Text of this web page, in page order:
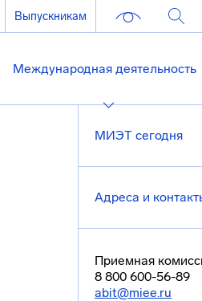
Выпускникам
Международная деятельность
МИЭТ сегодня
Адреса и
Приемная
8 800 600-56-89
abit@miee.ru